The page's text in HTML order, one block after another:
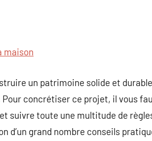
maison
un patrimoine solide et
concrétiser ce projet, il vous
suivre toute une multitude de
d’un grand nombre conseils